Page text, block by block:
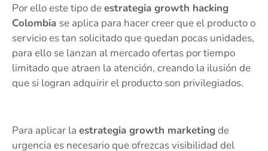
Por ello este tipo deestrategia growth hacking
Colombia se aplica para hacer creer que el producto o
servicio es tan solicitado que quedan pocas unidades,
para ello se lanzan al mercado ofertas por tiempo
limitado que atraen la atención, creando la ilusión de
que si logran adquirir el producto son privilegiados.
Para aplicar la estrategia growth marketingde
urgencia es necesario que ofrezcas visibilidad del